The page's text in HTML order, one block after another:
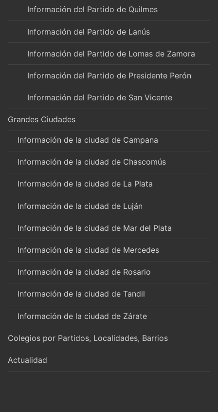
Información del Partido de Quilmes
Información del Partido de Lanús
Información del Partido de Lomas de Zamora
Información del Partido de Presidente Perón
Información del Partido de San Vicente
Grandes Ciudades
Información de la ciudad de Campana
Información de la ciudad de Chascomús
Información de la ciudad de La Plata
Información de la ciudad de Luján
Información de la ciudad de Mar del Plata
Información de la ciudad de Mercedes
Información de la ciudad de Rosario
Información de la ciudad de Tandil
Información de la ciudad de Zárate
Colegios por Partidos, Localidades, Barrios
Actualidad